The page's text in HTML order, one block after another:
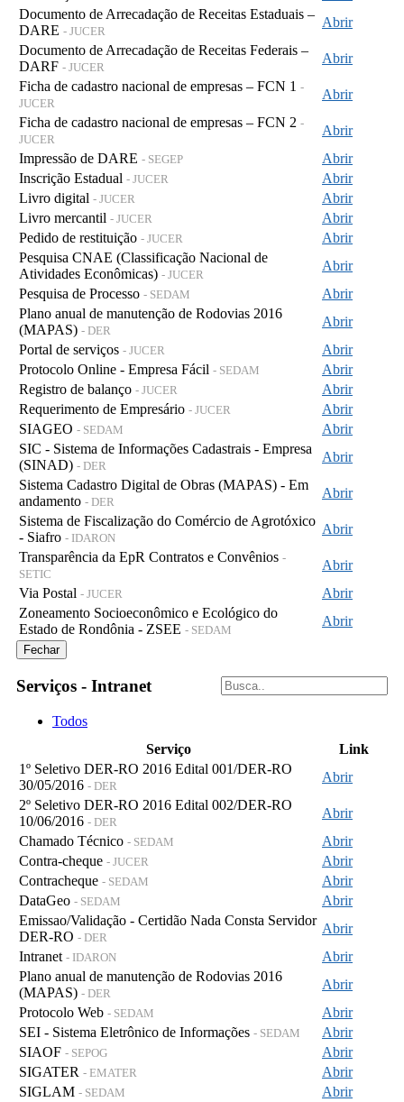
Documento de Arrecadação de Receitas Estaduais –
DARE - JUCER
Abrir
Documento de Arrecadação de Receitas Federais –
DARF - JUCER
Abrir
Ficha de cadastro nacional de empresas – FCN 1 -
JUCER
Abrir
Ficha de cadastro nacional de empresas – FCN 2 -
JUCER
Abrir
Impressão de DARE - SEGEP
Abrir
Inscrição Estadual - JUCER
Abrir
Livro digital - JUCER
Abrir
Livro mercantil - JUCER
Abrir
Pedido de restituição - JUCER
Abrir
Pesquisa CNAE (Classificação Nacional de
Atividades Econômicas) - JUCER
Abrir
Pesquisa de Processo - SEDAM
Abrir
Plano anual de manutenção de Rodovias 2016
(MAPAS) - DER
Abrir
Portal de serviços - JUCER
Abrir
Protocolo Online - Empresa Fácil - SEDAM
Abrir
Registro de balanço - JUCER
Abrir
Requerimento de Empresário - JUCER
Abrir
SIAGEO - SEDAM
Abrir
SIC - Sistema de Informações Cadastrais - Empresa
(SINAD) - DER
Abrir
Sistema Cadastro Digital de Obras (MAPAS) - Em
andamento - DER
Abrir
Sistema de Fiscalização do Comércio de Agrotóxico
- Siafro - IDARON
Abrir
Transparência da EpR Contratos e Convênios -
SETIC
Abrir
Via Postal - JUCER
Abrir
Zoneamento Socioeconômico e Ecológico do
Estado de Rondônia - ZSEE - SEDAM
Abrir
Fechar
Serviços - Intranet
Todos
Serviço
Link
1º Seletivo DER-RO 2016 Edital 001/DER-RO
30/05/2016 - DER
Abrir
2º Seletivo DER-RO 2016 Edital 002/DER-RO
10/06/2016 - DER
Abrir
Chamado Técnico - SEDAM
Abrir
Contra-cheque - JUCER
Abrir
Contracheque - SEDAM
Abrir
DataGeo - SEDAM
Abrir
Emissao/Validação - Certidão Nada Consta Servidor
DER-RO - DER
Abrir
Intranet - IDARON
Abrir
Plano anual de manutenção de Rodovias 2016
(MAPAS) - DER
Abrir
Protocolo Web - SEDAM
Abrir
SEI - Sistema Eletrônico de Informações - SEDAM
Abrir
SIAOF - SEPOG
Abrir
SIGATER - EMATER
Abrir
SIGLAM - SEDAM
Abrir